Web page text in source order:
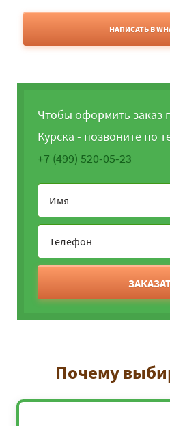
НАПИСАТЬ В
Чтобы оформить заказ
Курска - позвоните по
+7 (499) 520-05-23
Почему